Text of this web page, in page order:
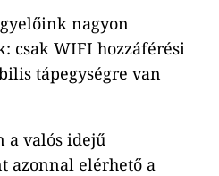
nagyon
csak WIFI hozzáférési
tápegységre van
a valós idejű
azonnal elérhető a